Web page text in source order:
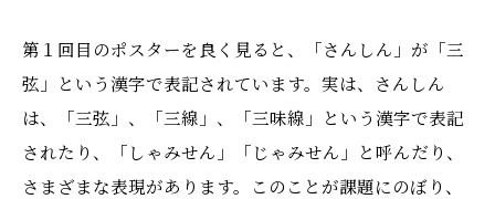
第１回目のポスターを良く見ると、「さんしん」が「三
弦」という漢字で表記されています。実は、さんしん
は、「三弦」、「三線」、「三味線」という漢字で表記
されたり、「しゃみせん」「じゃみせん」と呼んだり、
さまざまな表現があります。このことが課題にのぼり、